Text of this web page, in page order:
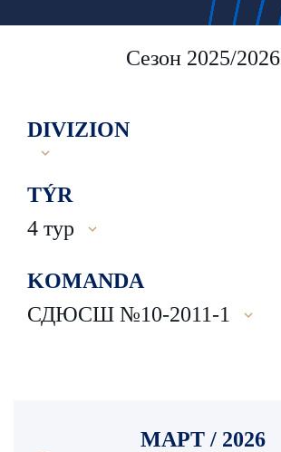
Сезон 2025/2026
DIVIZION
TÝR
4 тур
KOMANDA
СДЮСШ №10-2011-1
МАРТ / 2026